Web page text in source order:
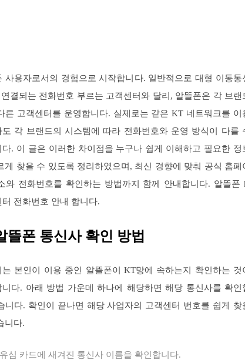
사용자로서의 경험으로 시작합니다. 일반적으로 대형 이동통
결되는 전화번호 부르는 고객센터와 달리, 알뜰폰은 각 브랜
른 고객센터를 운영합니다. 실제로는 같은 KT 네트워크를 이
도 각 브랜드의 시스템에 따라 전화번호와 운영 방식이 다를
다. 이 글은 이러한 차이점을 누구나 쉽게 이해하고 필요한 정
게 찾을 수 있도록 정리하였으며, 최신 경향에 맞춰 공식 홈페
와 전화번호를 확인하는 방법까지 함께 안내합니다. 알뜰폰
터 전화번호 안내 합니다.
뜰폰 통신사 확인 방법
는 본인이 이용 중인 알뜰폰이 KT망에 속하는지 확인하는 것
니다. 아래 방법 가운데 하나에 해당하면 해당 통신사를 확인
니다. 확인이 끝나면 해당 사업자의 고객센터 번호를 쉽게 찾
니다.
유심 카드에 새겨진 통신사 이름을 확인합니다.